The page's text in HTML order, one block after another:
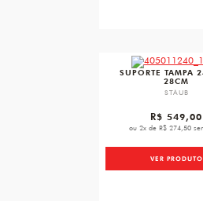
SUPORTE TAMPA
28CM
STAUB
R$ 549,00
ou 2x de R$ 274,50
VER PRODUTO